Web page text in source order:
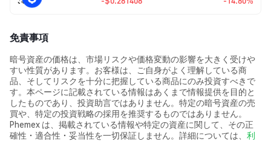
免責事項
暗号資産の価格は、市場リスクや価格変動の影響を大きく受けや
すい性質があります。お客様は、ご自身がよく理解している商
品、そしてリスクを十分に把握している商品にのみ投資すべきで
す。本ページに記載されている情報はあくまで情報提供を目的と
したものであり、投資助言ではありません。特定の暗号資産の売
買や、特定の投資戦略の採用を推奨するものではありません。
Phemex は、掲載されている情報や特定の資産に関して、その正
確性・適合性・妥当性を一切保証しません。詳細については、 利